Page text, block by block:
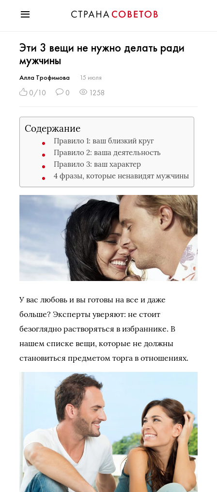
Мода
Звезды
Гороскопы
Здоровье
Хобби
Разное
Праздники
Эти 3 вещи не нужно делать ради
мужчины
Алла Трофимова 15 июля
0/10 0 1258
Содержание
Правило 1: ваш близкий круг
Правило 2: ваша деятельность
Правило 3: ваш характер
4 фразы, которые ненавидят мужчины
У вас любовь и вы готовы на все и даже
больше? Эксперты уверяют: не стоит
безоглядно растворяться в избраннике. В
нашем списке вещи, которые не должны
становиться предметом торга в отношениях.